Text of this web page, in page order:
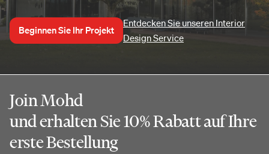
Beginnen Sie Ihr Projekt
Entdecken Sie unseren Interior
Design Service
Join Mohd
und erhalten Sie 10% Rabatt auf Ihre
erste Bestellung